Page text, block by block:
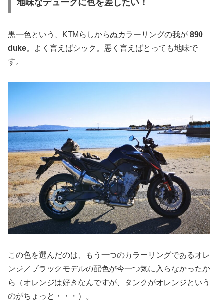
地味なデュークに色を差したい！
黒一色という、KTMらしからぬカラーリングの我が 890
duke。よく言えばシック。悪く言えばとっても地味で
す。
この色を選んだのは、もう一つのカラーリングであるオレ
ンジ／ブラックモデルの配色が今一つ気に入らなかったか
ら（オレンジは好きなんですが、タンクがオレンジという
のがちょっと・・・）。